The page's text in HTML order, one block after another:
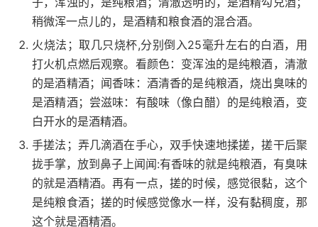
稍微浑一点儿的，是酒精和粮食酒的混合酒。
火烧法；取几只烧杯,分别倒入25毫升左右的白酒，用
打火机点燃后观察。看颜色：变浑浊的是纯粮酒，清澈
的是酒精酒；闻香味：酒清香的是纯粮酒，烧出臭味的
是酒精酒；尝滋味：有酸味（像白醋）的是纯粮酒，变
白开水的是酒精酒。
手搓法；弄几滴酒在手心，双手快速地揉搓，搓干后聚
拢手掌，放到鼻子上闻闻:有香味的就是纯粮酒，有臭味
的就是酒精酒。再有一点，搓的时候，感觉很黏，这个
是纯粮食酒；搓的时候感觉像水一样，没有黏稠度，那
这个就是酒精酒。